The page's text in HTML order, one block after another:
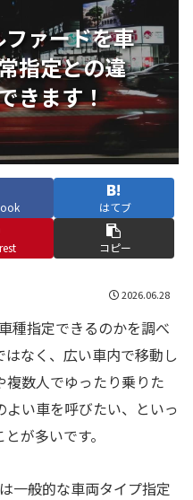
ァードを車
指定との違
きます！
はてブ
コピー
2026.06.28
種指定できるのかを調べ
なく、広い車内で移動し
複数人でゆったり乗りた
い車を呼びたい、といっ
が多いです。
一般的な車両タイプ指定